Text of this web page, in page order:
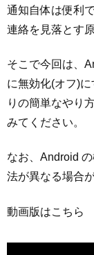
通知自体は便利
連絡を見落とす
そこで今回は、
に無効化(オフ)
りの簡単なやり
みてください。
なお、Android
法が異なる場合
動画版はこちら